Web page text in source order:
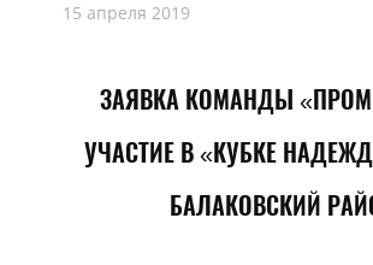
15 апреля 2019
ЗАЯВКА КОМАНДЫ
УЧАСТИЕ В «КУБКЕ
БАЛАКОВСКИЙ